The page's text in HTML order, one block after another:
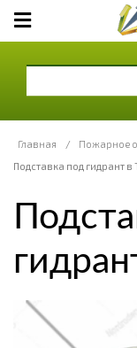
Главная / Пожарное
Подставка под гидрант